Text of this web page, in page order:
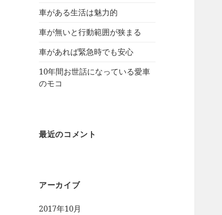
車がある生活は魅力的
車が無いと行動範囲が狭まる
車があれば緊急時でも安心
10年間お世話になっている愛車
のモコ
最近のコメント
アーカイブ
2017年10月